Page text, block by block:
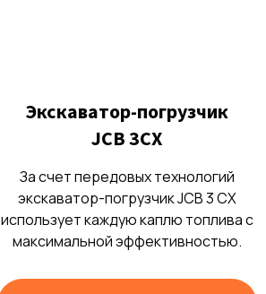
Экскаватор-погрузчик
JCB 3CX
За счет передовых технологий
экскаватор-погрузчик JCB 3 CX
использует каждую каплю топлива с
максимальной эффективностью.